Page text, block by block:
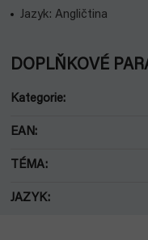
Jazyk: Angličtina
DOPLŇKOVÉ
Kategorie:
EAN:
TÉMA:
JAZYK: